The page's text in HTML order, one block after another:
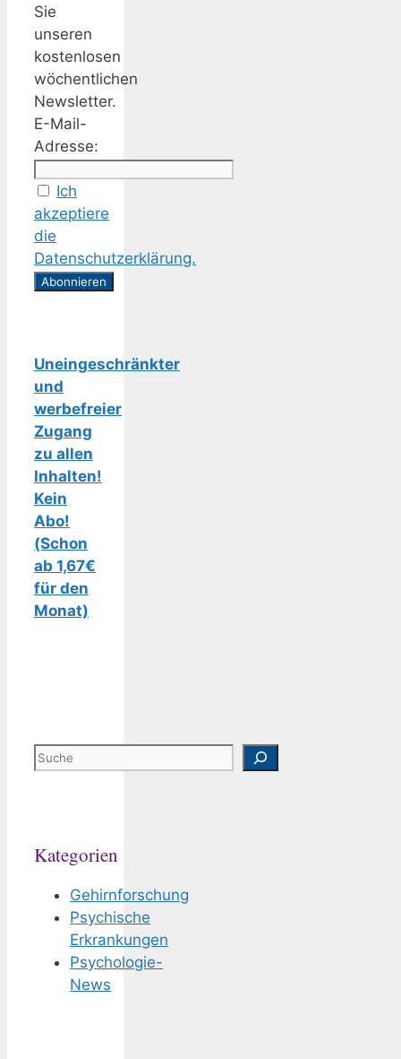
Sie
unseren
kostenlosen
wöchentlichen
Newsletter.
E-Mail-
Adresse:
Ich
akzeptiere
die
Datenschutzerklärung.
Uneingeschränkter
und
werbefreier
Zugang
zu allen
Inhalten!
Kein
Abo!
(Schon
ab 1,67€
für den
Monat)
Suchen
Kategorien
Gehirnforschung
Psychische
Erkrankungen
Psychologie-
News